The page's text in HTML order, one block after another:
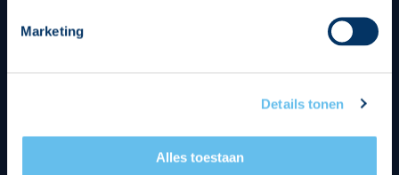
Marketing
Details tonen
Alles toestaan